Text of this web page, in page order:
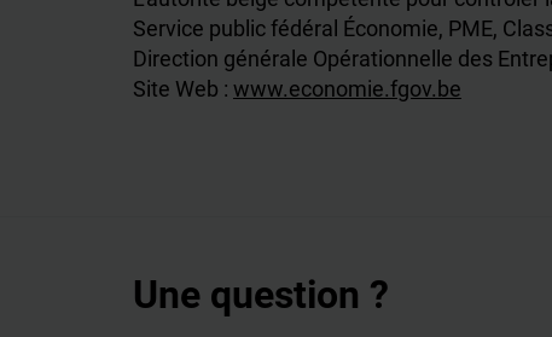
Service public fédéral Économie, PME,
Direction générale Opérationnelle des
Site Web : www.economie.fgov.be
Une question ?